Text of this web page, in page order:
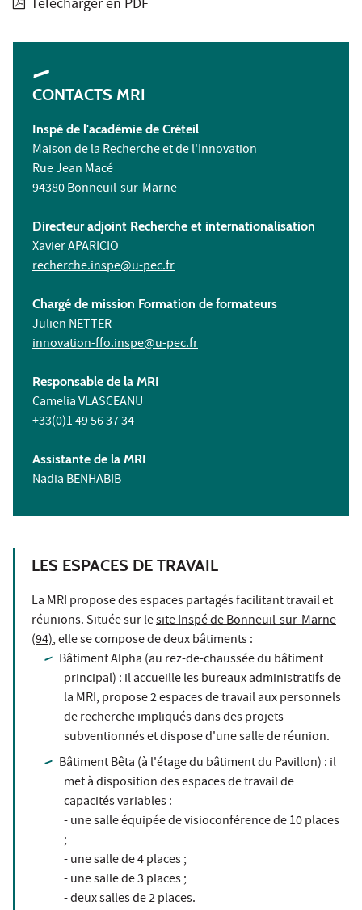
Télécharger en PDF
CONTACTS MRI
Inspé de l'académie de Créteil
Maison de la Recherche et de l'Innovation
Rue Jean Macé
94380 Bonneuil-sur-Marne
Directeur adjoint Recherche et internationalisation
Xavier APARICIO
recherche.inspe@u-pec.fr
Chargé de mission Formation de formateurs
Julien NETTER
innovation-ffo.inspe@u-pec.fr
Responsable de la MRI
Camelia VLASCEANU
+33(0)1 49 56 37 34
Assistante de la MRI
Nadia BENHABIB
LES ESPACES DE TRAVAIL
La MRI propose des espaces partagés facilitant travail et
réunions. Située sur lesite Inspé de Bonneuil-sur-Marne
(94), elle se compose de deux bâtiments :
Bâtiment Alpha (au rez-de-chaussée du bâtiment
principal) : il accueille les bureaux administratifs de
la MRI, propose 2 espaces de travail aux personnels
de recherche impliqués dans des projets
subventionnés et dispose d'une salle de réunion.
Bâtiment Bêta (à l'étage du bâtiment du Pavillon) : il
met à disposition des espaces de travail de
capacités variables :
- une salle équipée de visioconférence de 10 places
;
- une salle de 4 places ;
- une salle de 3 places ;
- deux salles de 2 places.